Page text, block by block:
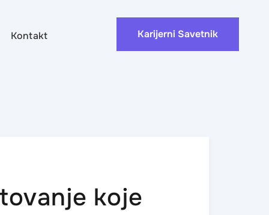
Kontakt Karijerni Savetnik
koje